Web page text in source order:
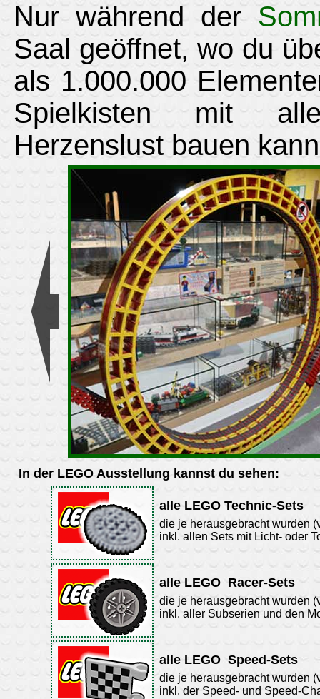
Nur während der
Saal geöffnet, wo du
als 1.000.000
Spielkisten mit
Herzenslust bauen
In der LEGO Ausstellung kannst du sehen:
alle LEGO Technic-Sets
die je herausgebracht wurden
inkl. allen Sets mit Licht- oder
alle LEGO Racer-Sets
die je herausgebracht wurden
inkl. aller Subserien und den
alle LEGO Speed-Sets
die je herausgebracht wurden
inkl. der Speed- und Speed-